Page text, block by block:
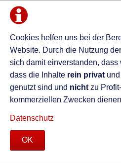
Cookies helfen uns bei der
Website. Durch die Nutzung
sich damit einverstanden, dass
dass die Inhalte rein privat
genutzt sind und nicht zu
kommerziellen Zwecken
Datenschutz
OK